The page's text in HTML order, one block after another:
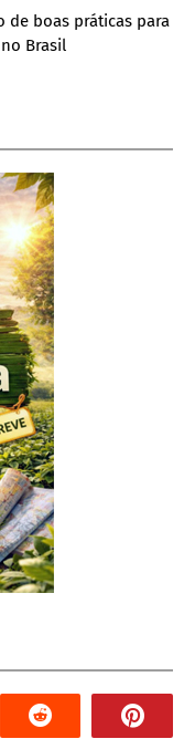
de boas práticas para
Brasil